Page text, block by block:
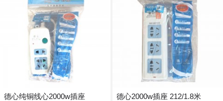
德心纯铜线心2000w插座
德心2000w插座 212/1.8米